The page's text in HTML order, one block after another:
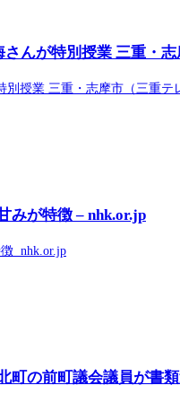
さんが特別授業 三重・
別授業 三重・志摩市（三重
みが特徴 – nhk.or.jp
nhk.or.jp
町の前町議会議員が書